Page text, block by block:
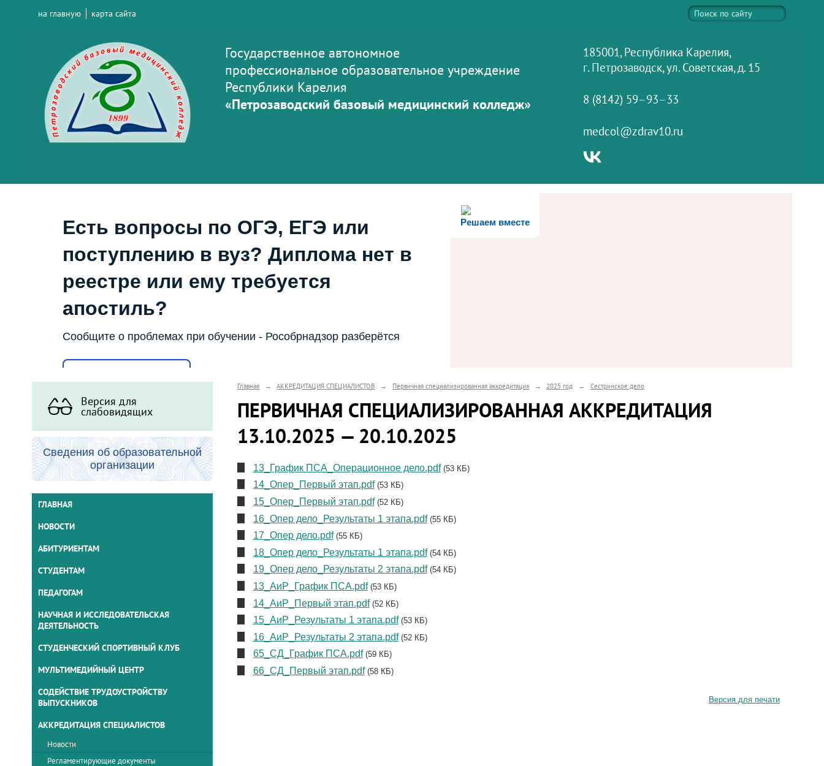
на главную карта сайта
Государственное автономное
профессиональное образовательное учреждение
Республики Карелия
«Петрозаводский базовый медицинский колледж»
185001, Республика Карелия,
г. Петрозаводск, ул. Советская, д. 15
8 (8142) 59–93–33
medcol@zdrav10.ru
Решаем вместе
Есть вопросы по ОГЭ, ЕГЭ или
поступлению в вуз? Диплома нет в
реестре или ему требуется
апостиль?
Сообщите о проблемах при обучении - Рособрнадзор разберётся
Версия для
слабовидящих
Сведения об образовательной
организации
ГЛАВНАЯ
НОВОСТИ
АБИТУРИЕНТАМ
СТУДЕНТАМ
ПЕДАГОГАМ
НАУЧНАЯ И ИССЛЕДОВАТЕЛЬСКАЯ
ДЕЯТЕЛЬНОСТЬ
СТУДЕНЧЕСКИЙ СПОРТИВНЫЙ КЛУБ
МУЛЬТИМЕДИЙНЫЙ ЦЕНТР
СОДЕЙСТВИЕ ТРУДОУСТРОЙСТВУ
ВЫПУСКНИКОВ
АККРЕДИТАЦИЯ СПЕЦИАЛИСТОВ
Новости
Регламентирующие документы
Главная → АККРЕДИТАЦИЯ СПЕЦИАЛИСТОВ → Первичная специализированная аккредитация → 2025 год → Сестринское дело
ПЕРВИЧНАЯ СПЕЦИАЛИЗИРОВАННАЯ АККРЕДИТАЦИЯ
13.10.2025 — 20.10.2025
13_График ПСА_Операционное дело.pdf (53 КБ)
14_Опер_Первый этап.pdf (53 КБ)
15_Опер_Первый этап.pdf (52 КБ)
16_Опер дело_Результаты 1 этапа.pdf (55 КБ)
17_Опер дело.pdf (55 КБ)
18_Опер дело_Результаты 1 этапа.pdf (54 КБ)
19_Опер дело_Результаты 2 этапа.pdf (54 КБ)
13_АиР_График ПСА.pdf (53 КБ)
14_АиР_Первый этап.pdf (52 КБ)
15_АиР_Результаты 1 этапа.pdf (53 КБ)
16_АиР_Результаты 2 этапа.pdf (52 КБ)
65_СД_График ПСА.pdf (59 КБ)
66_СД_Первый этап.pdf (58 КБ)
Версия для печати